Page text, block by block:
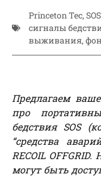
Princeton Tec, SOS
сигналы
выживания,
Предлагаем
про
бедствия SOS
“средства
RECOIL
могут быть